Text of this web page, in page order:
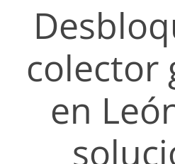
colector
en